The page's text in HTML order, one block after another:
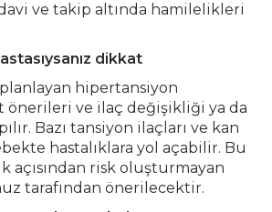
ve takip altında hamilelikleri
dikkat
hipertansiyon
önerileri ve ilaç değişikliği ya da
Bazı tansiyon ilaçları ve kan
hastalıklara yol açabilir. Bu
açısından risk oluşturmayan
tarafından önerilecektir.